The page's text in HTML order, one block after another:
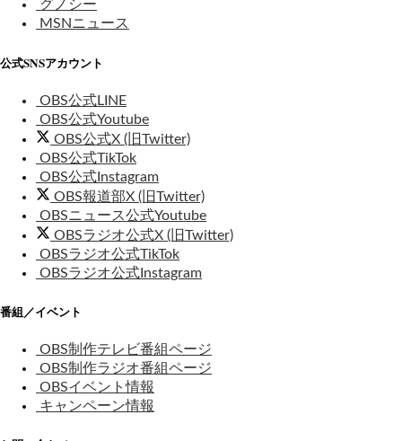
グノシー
MSNニュース
公式SNSアカウント
OBS公式LINE
OBS公式Youtube
OBS公式X (旧Twitter)
OBS公式TikTok
OBS公式Instagram
OBS報道部X (旧Twitter)
OBSニュース公式Youtube
OBSラジオ公式X (旧Twitter)
OBSラジオ公式TikTok
OBSラジオ公式Instagram
番組／イベント
OBS制作テレビ番組ページ
OBS制作ラジオ番組ページ
OBSイベント情報
キャンペーン情報